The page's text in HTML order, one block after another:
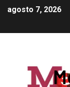
agosto 7, 2026